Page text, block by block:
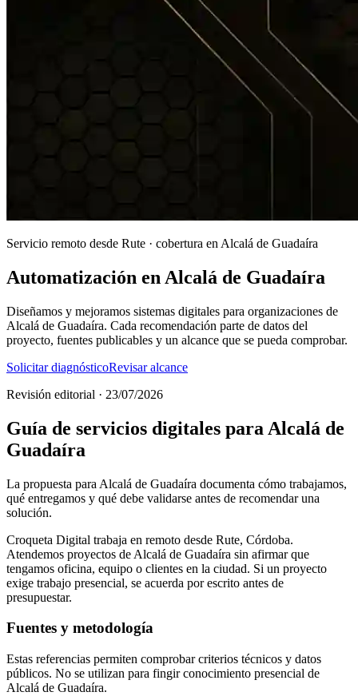
Servicio remoto desde Rute · cobertura en Alcalá de Guadaíra
Automatización en Alcalá de Guadaíra
Diseñamos y mejoramos sistemas digitales para organizaciones de
Alcalá de Guadaíra. Cada recomendación parte de datos del
proyecto, fuentes publicables y un alcance que se pueda comprobar.
Solicitar diagnósticoRevisar alcance
Revisión editorial · 23/07/2026
Guía de servicios digitales para Alcalá de
Guadaíra
La propuesta para Alcalá de Guadaíra documenta cómo trabajamos,
qué entregamos y qué debe validarse antes de recomendar una
solución.
Croqueta Digital trabaja en remoto desde Rute, Córdoba.
Atendemos proyectos de Alcalá de Guadaíra sin afirmar que
tengamos oficina, equipo o clientes en la ciudad. Si un proyecto
exige trabajo presencial, se acuerda por escrito antes de
presupuestar.
Fuentes y metodología
Estas referencias permiten comprobar criterios técnicos y datos
públicos. No se utilizan para fingir conocimiento presencial de
Alcalá de Guadaíra.